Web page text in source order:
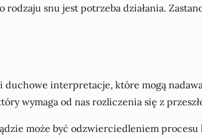
rodzaju snu jest potrzeba działania.
interpretacje, które mogą
wymaga od nas rozliczenia się z
może być odzwierciedleniem